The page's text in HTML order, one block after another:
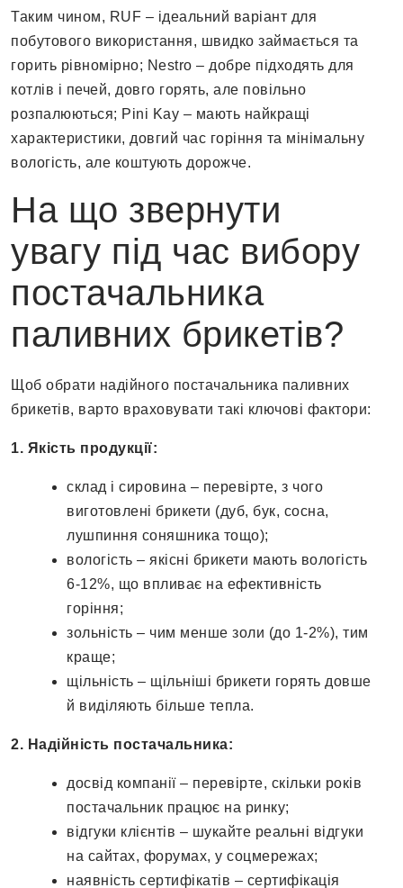
Таким чином, RUF – ідеальний варіант для
побутового використання, швидко займається та
горить рівномірно; Nestro – добре підходять для
котлів і печей, довго горять, але повільно
розпалюються; Pini Kay – мають найкращі
характеристики, довгий час горіння та мінімальну
вологість, але коштують дорожче.
На що звернути
увагу під час вибору
постачальника
паливних брикетів?
Щоб обрати надійного постачальника паливних
брикетів, варто враховувати такі ключові фактори:
1. Якість продукції:
склад і сировина – перевірте, з чого
виготовлені брикети (дуб, бук, сосна,
лушпиння соняшника тощо);
вологість – якісні брикети мають вологість
6-12%, що впливає на ефективність
горіння;
зольність – чим менше золи (до 1-2%), тим
краще;
щільність – щільніші брикети горять довше
й виділяють більше тепла.
2. Надійність постачальника:
досвід компанії – перевірте, скільки років
постачальник працює на ринку;
відгуки клієнтів – шукайте реальні відгуки
на сайтах, форумах, у соцмережах;
наявність сертифікатів – сертифікація